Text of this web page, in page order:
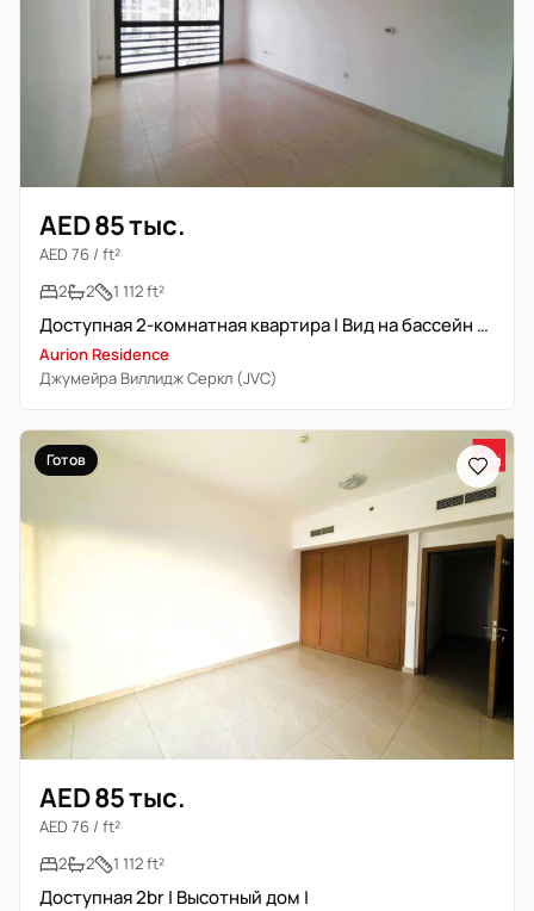
AED 85 тыс.
AED 76 / ft²
2
2 1 112 ft²
Доступная 2-комнатная квартира | Вид на бассейн и общую территорию
Aurion Residence
Джумейра Виллидж Серкл (JVC)
Готов
AED 85 тыс.
AED 76 / ft²
2
2 1 112 ft²
Доступная 2br | Высотный дом |